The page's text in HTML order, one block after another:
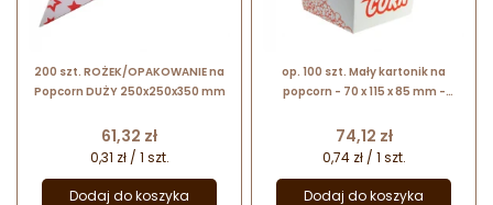
200 szt. ROŻEK/OPAKOWANIE na
Popcorn DUŻY 250x250x350 mm
Cena
61,32 zł
0,31 zł / 1 szt.
Dodaj do koszyka
op. 100 szt. Mały kartonik na
popcorn - 70 x 115 x 85 mm -
kolorów - poj. 0.5 l
Cena
74,12 zł
0,74 zł / 1 szt.
Dodaj do koszyka